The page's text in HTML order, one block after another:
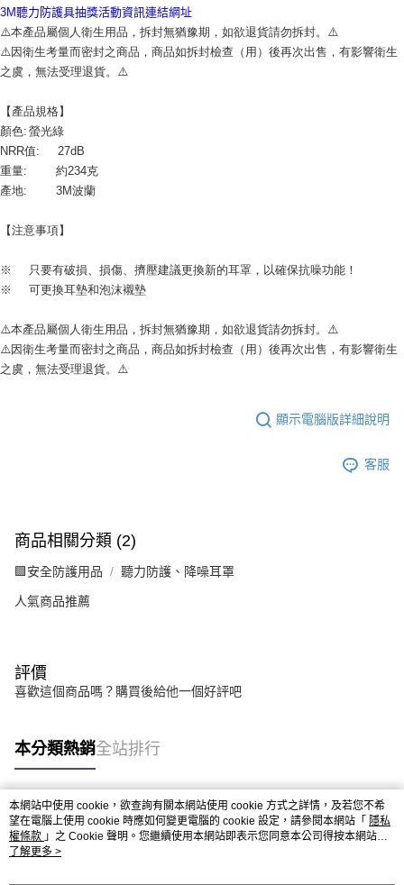
3M聽力防護具抽獎活動資訊連結網址
⚠️本產品屬個人衛生用品，拆封無猶豫期，如欲退貨請勿拆封。⚠️
⚠️因衛生考量而密封之商品，商品如拆封檢查（用）後再次出售，有影響衛生
之虞，無法受理退貨。⚠️
【產品規格】
顏色:	螢光綠
NRR值:	27dB
重量:        約234克
產地:        3M波蘭
【注意事項】
※	只要有破損、損傷、擠壓建議更換新的耳罩，以確保抗噪功能！
※	可更換耳墊和泡沫襯墊
⚠️本產品屬個人衛生用品，拆封無猶豫期，如欲退貨請勿拆封。⚠️
⚠️因衛生考量而密封之商品，商品如拆封檢查（用）後再次出售，有影響衛生
之虞，無法受理退貨。⚠️
顯示電腦版詳細說明
客服
商品相關分類 (2)
🟩安全防護用品 聽力防護、降噪耳罩
人氣商品推薦
評價
喜歡這個商品嗎？購買後給他一個好評吧
本分類熱銷全站排行
熱門標籤
本網站中使用 cookie，欲查詢有關本網站使用 cookie 方式之詳情，及若您不希
望在電腦上使用 cookie 時應如何變更電腦的 cookie 設定，請參閱本網站「 隱私
權條款 」之 Cookie 聲明。您繼續使用本網站即表示您同意本公司得按本網站使
用條款之 Cookie 聲明使用 cookie。
了解更多 >